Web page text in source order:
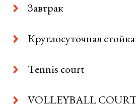
Завтрак
Круглосуточная
Tennis court
VOLLEYBALL